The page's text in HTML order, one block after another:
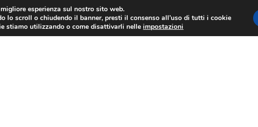
AUTO NEWS
esperienza sul nostro sito web.
lo scroll o chiudendo il banner, presti il consenso all’uso di tutti i cookie
stiamo utilizzando o come disattivarli nelleimpostazioni